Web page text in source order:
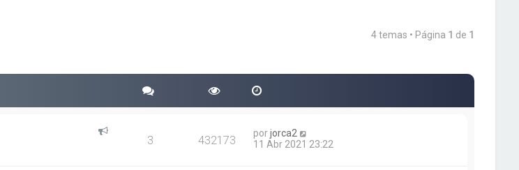
4 temas • Página 1 de 1
3 432173 porjorca2
11 Abr 2021 23:22